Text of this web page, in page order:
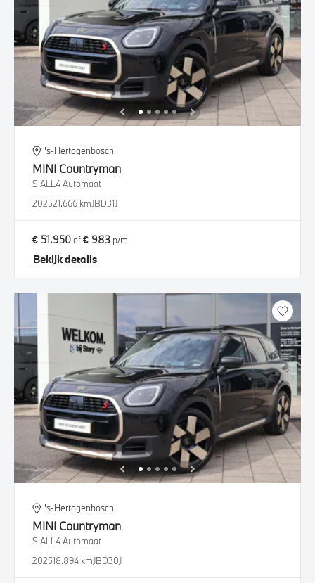
's-Hertogenbosch
MINI Countryman
S ALL4 Automaat
202521.666 kmJBD31J
€ 51.950of€ 983 p/m
Bekijk details
's-Hertogenbosch
MINI Countryman
S ALL4 Automaat
202518.894 kmJBD30J